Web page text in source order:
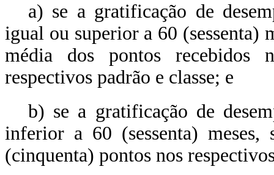
a) se a gratificação de
igual ou superior a 60 (sessenta)
média dos pontos recebidos
respectivos padrão e classe; e
b) se a gratificação de
inferior a 60 (sessenta)
(cinquenta) pontos nos